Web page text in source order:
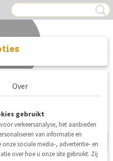
nieuw
Over
gebruikt
verkeersanalyse, het aanbieden
van informatie en
onze sociale media-, advertentie- en
over hoe u onze site gebruikt. Zij